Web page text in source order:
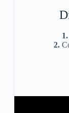
1.
2.